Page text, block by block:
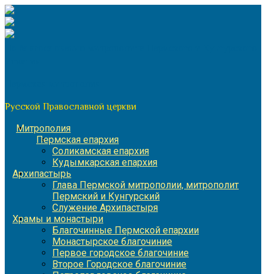
Перейти
к
содержимому
Русской Православной церкви
Митрополия
Пермская епархия
Соликамская епархия
Кудымкарская епархия
Архипастырь
Глава Пермской митрополии, митрополит
Пермский и Кунгурский
Служение Архипастыря
Храмы и монастыри
Благочинные Пермской епархии
Монастырское благочиние
Первое городское благочиние
Второе Городское благочиние